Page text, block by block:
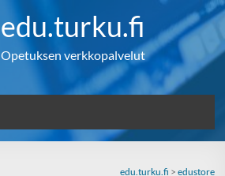
edu.turku.fi
Opetuksen verkkopalvelut
edu.turku.fi > edustore